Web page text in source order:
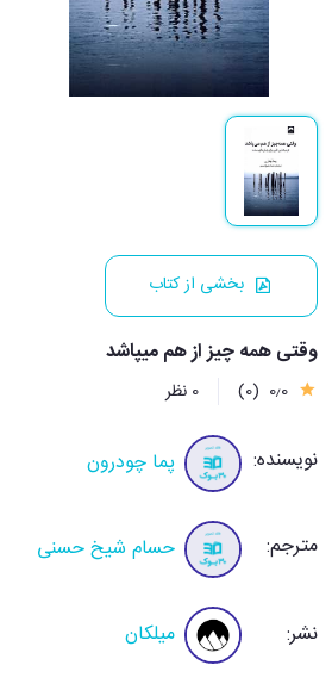
بخشی از کتاب
وقتی همه چیز از هم میپاشد
0٫0 (0) 0 نظر
نویسنده: پما چودرون
مترجم: حسام شیخ حسنی
نشر: میلکان